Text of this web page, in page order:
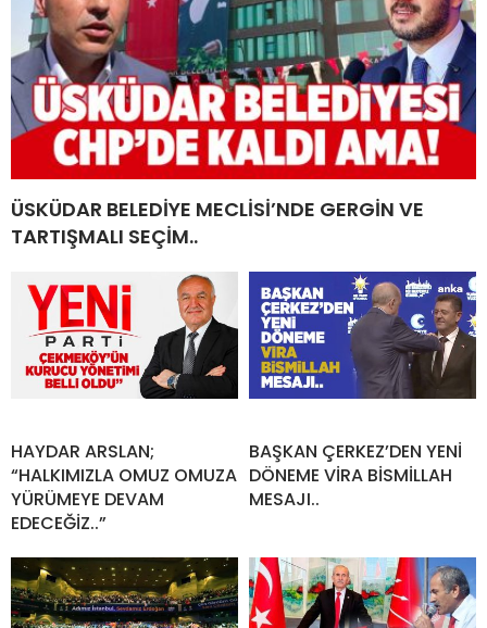
ÜSKÜDAR BELEDİYE MECLİSİ’NDE GERGİN VE
TARTIŞMALI SEÇİM..
HAYDAR ARSLAN;
“HALKIMIZLA OMUZ OMUZA
YÜRÜMEYE DEVAM
EDECEĞİZ..”
BAŞKAN ÇERKEZ’DEN YENİ
DÖNEME VİRA BİSMİLLAH
MESAJI..